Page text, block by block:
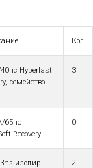
Кол
Hyperfast
семейство
3
65нс
Recovery
0
изолир. 2